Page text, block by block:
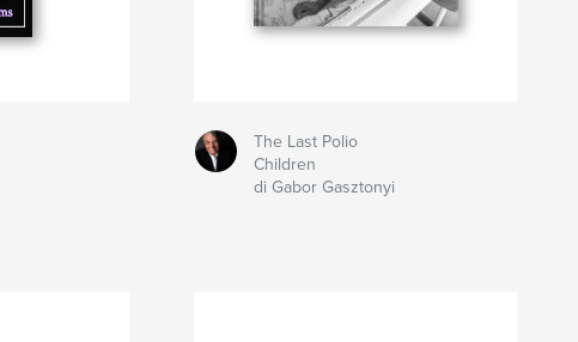
The Last Polio
Children
di Gabor Gasztonyi